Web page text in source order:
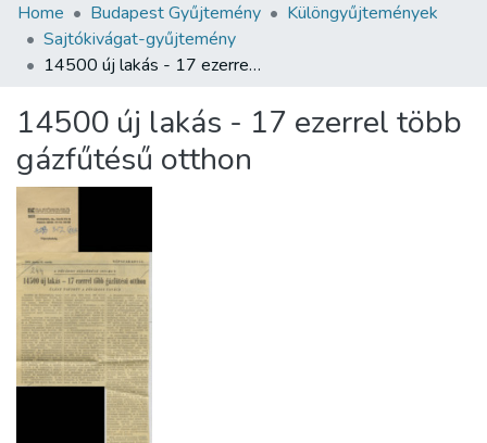
Communities & Collections
All of DSpace
About us
Home Budapest Gyűjtemény
Különgyűjtemények
Sajtókivágat-gyűjtemény
14500 új lakás - 17 ezerrel több gázfűtésű otthon
14500 új lakás - 17 ezerrel több
gázfűtésű otthon